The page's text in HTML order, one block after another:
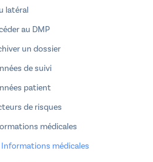
latéral
au DMP
un dossier
de suivi
patient
de risques
médicales
Informations médicales